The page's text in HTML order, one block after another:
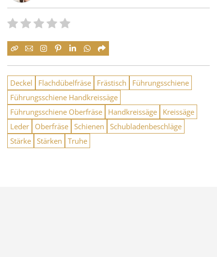
Deckel Flachdübelfräse Frästisch
Führungsschiene
Führungsschiene Handkreissäge
Führungsschiene Oberfräse
Handkreissäge
Kreissäge
Leder
Oberfräse Schienen
Schubladenbeschläge
Stärke Stärken Truhe